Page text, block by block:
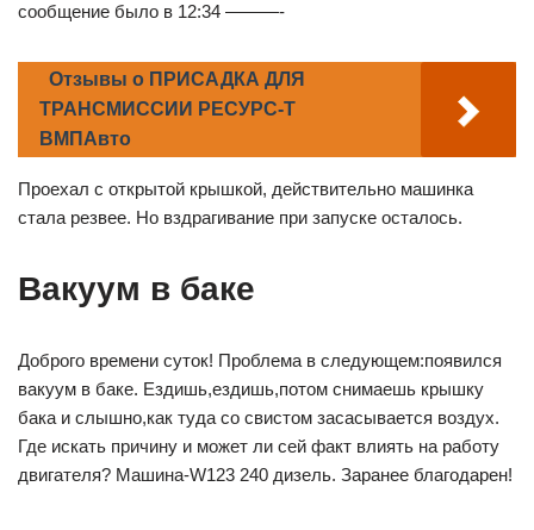
сообщение было в 12:34 ———-
Отзывы о ПРИСАДКА ДЛЯ
ТРАНСМИССИИ РЕСУРС-Т
ВМПАвто
Проехал с открытой крышкой, действительно машинка
стала резвее. Но вздрагивание при запуске осталось.
Вакуум в баке
Доброго времени суток! Проблема в следующем:появился
вакуум в баке. Ездишь,ездишь,потом снимаешь крышку
бака и слышно,как туда со свистом засасывается воздух.
Где искать причину и может ли сей факт влиять на работу
двигателя? Машина-W123 240 дизель. Заранее благодарен!